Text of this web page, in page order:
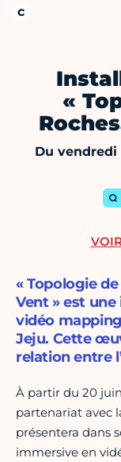
«
Du
« Topologie de
Vent » est
vidéo
Jeju. Cette
relation entre
À partir du 20
partenariat avec
présentera dans
immersive en